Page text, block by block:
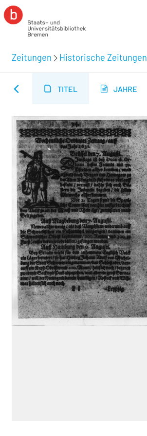
Zeitungen Historische Zeitungen
TITEL JAHRE